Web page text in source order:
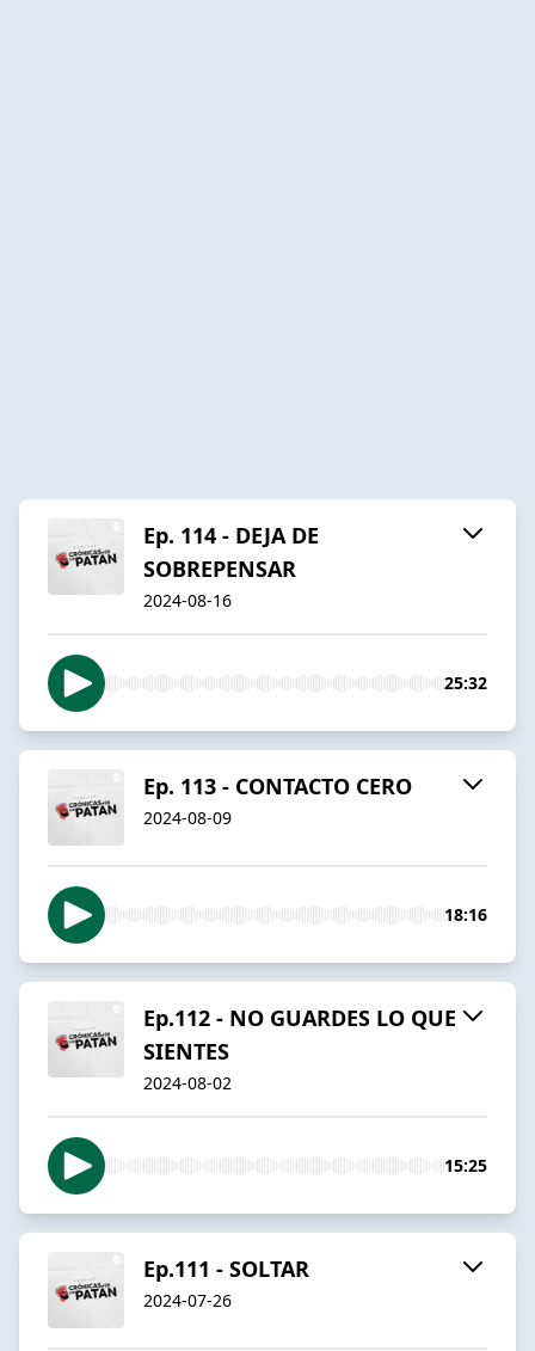
Ep. 114 - DEJA DE
SOBREPENSAR
2024-08-16
25:32
Ep. 113 - CONTACTO CERO
2024-08-09
18:16
Ep.112 - NO GUARDES LO QUE
SIENTES
2024-08-02
15:25
Ep.111 - SOLTAR
2024-07-26